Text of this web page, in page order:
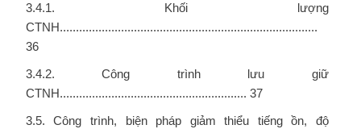
3.4.1. Khối lượng
CTNH................................................................................
36
3.4.2. Công trình lưu giữ
CTNH.......................................................... 37
3.5. Công trình, biện pháp giảm thiểu tiếng ồn, độ